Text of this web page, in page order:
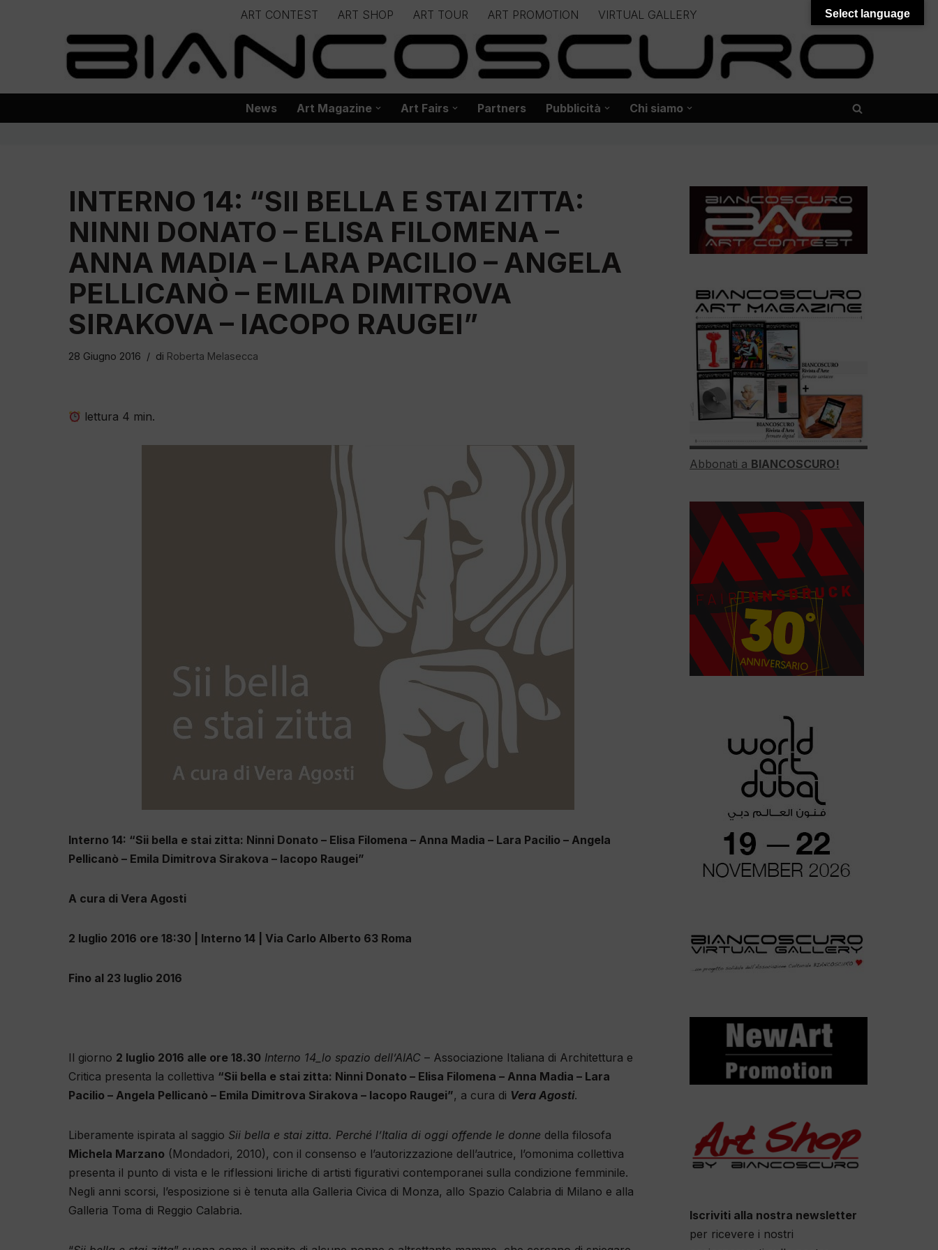
ART CONTEST ART SHOP ART TOUR ART PROMOTION VIRTUAL GALLERY
– – – – – – – – – – – – – – – www.biancoscuro.it – – – – – – – – – – – – – – –
– – – – – – – – – – – – – – – Progetto BIANCOSCURO – Editoria – Spazi Espositivi – Concorsi Internazionali – – – – – – – – – – – – – – –
News Art Magazine Art Fairs Partners Pubblicità Chi siamo
INTERNO 14: “SII BELLA E STAI ZITTA:
NINNI DONATO – ELISA FILOMENA –
ANNA MADIA – LARA PACILIO – ANGELA
PELLICANÒ – EMILA DIMITROVA
SIRAKOVA – IACOPO RAUGEI”
28 Giugno 2016 di Roberta Melasecca
lettura 4 min.
Interno 14: “Sii bella e stai zitta: Ninni Donato – Elisa Filomena – Anna Madia – Lara Pacilio – Angela
Pellicanò – Emila Dimitrova Sirakova – Iacopo Raugei”
A cura di Vera Agosti
2 luglio 2016 ore 18:30 | Interno 14 | Via Carlo Alberto 63 Roma
Fino al 23 luglio 2016
Il giorno 2 luglio 2016 alle ore 18.30 Interno 14_lo spazio dell’AIAC – Associazione Italiana di Architettura e
Critica presenta la collettiva “Sii bella e stai zitta: Ninni Donato – Elisa Filomena – Anna Madia – Lara
Pacilio – Angela Pellicanò – Emila Dimitrova Sirakova – Iacopo Raugei”, a cura di Vera Agosti.
Liberamente ispirata al saggio Sii bella e stai zitta. Perché l’Italia di oggi offende le donne della filosofa
Michela Marzano (Mondadori, 2010), con il consenso e l’autorizzazione dell’autrice, l’omonima collettiva
presenta il punto di vista e le riflessioni liriche di artisti figurativi contemporanei sulla condizione femminile.
Negli anni scorsi, l’esposizione si è tenuta alla Galleria Civica di Monza, allo Spazio Calabria di Milano e alla
Galleria Toma di Reggio Calabria.
Abbonati a BIANCOSCURO!
Iscriviti alla nostra newsletter
per ricevere i nostri
Select language